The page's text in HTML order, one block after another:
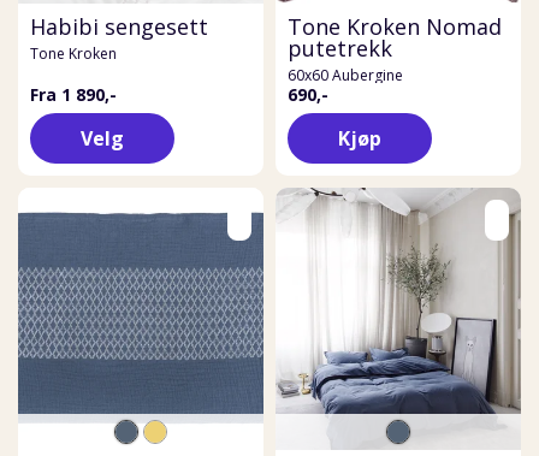
Habibi sengesett
Tone Kroken
Fra 1 890,-
Velg
Tone Kroken Nomad
putetrekk
60x60 Aubergine
690,-
Kjøp